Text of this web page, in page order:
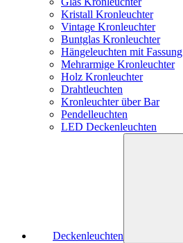
Kristall Kronleuchter
Vintage Kronleuchter
Buntglas Kronleuchter
Hängeleuchten mit Fassung
Mehrarmige Kronleuchter
Holz Kronleuchter
Drahtleuchten
Kronleuchter über Bar
Pendelleuchten
LED Deckenleuchten
Deckenleuchten